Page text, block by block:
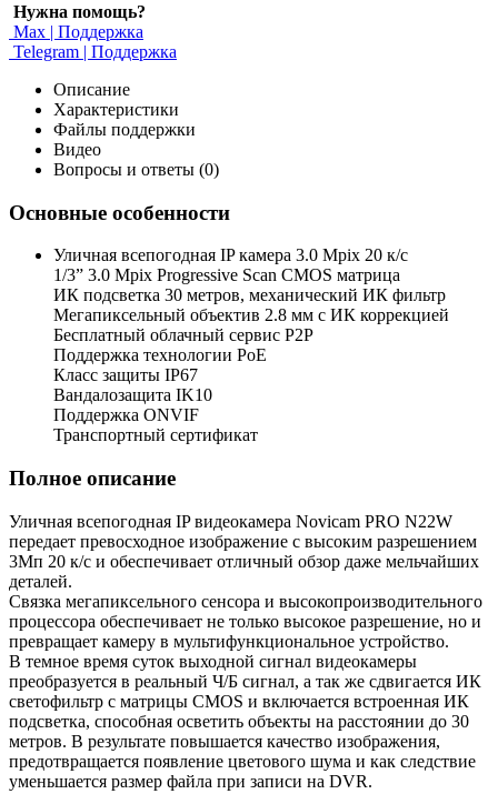
Нужна помощь?
Max | Поддержка
Telegram | Поддержка
Описание
Характеристики
Файлы поддержки
Видео
Вопросы и ответы (0)
Основные особенности
Уличная всепогодная IP камера 3.0 Mpix 20 к/с
1/3” 3.0 Mpix Progressive Scan CMOS матрица
ИК подсветка 30 метров, механический ИК фильтр
Мегапиксельный объектив 2.8 мм c ИК коррекцией
Бесплатный облачный сервис P2P
Поддержка технологии PoE
Класс защиты IP67
Вандалозащита IK10
Поддержка ONVIF
Транспортный сертификат
Полное описание
Уличная всепогодная IP видеокамера Novicam PRO N22W
передает превосходное изображение с высоким разрешением
3Мп 20 к/с и обеспечивает отличный обзор даже мельчайших
деталей.
Связка мегапиксельного сенсора и высокопроизводительного
процессора обеспечивает не только высокое разрешение, но и
превращает камеру в мультифункциональное устройство.
В темное время суток выходной сигнал видеокамеры
преобразуется в реальный Ч/Б сигнал, а так же сдвигается ИК
светофильтр с матрицы CMOS и включается встроенная ИК
подсветка, способная осветить объекты на расстоянии до 30
метров. В результате повышается качество изображения,
предотвращается появление цветового шума и как следствие
уменьшается размер файла при записи на DVR.